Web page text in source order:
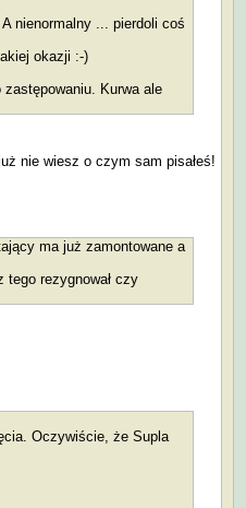
nienormalny ... pierdoli coś
okazji :-)
Kurwa ale
nie wiesz o czym sam pisałeś!
ma już zamontowane a
rezygnował czy
Oczywiście, że Supla